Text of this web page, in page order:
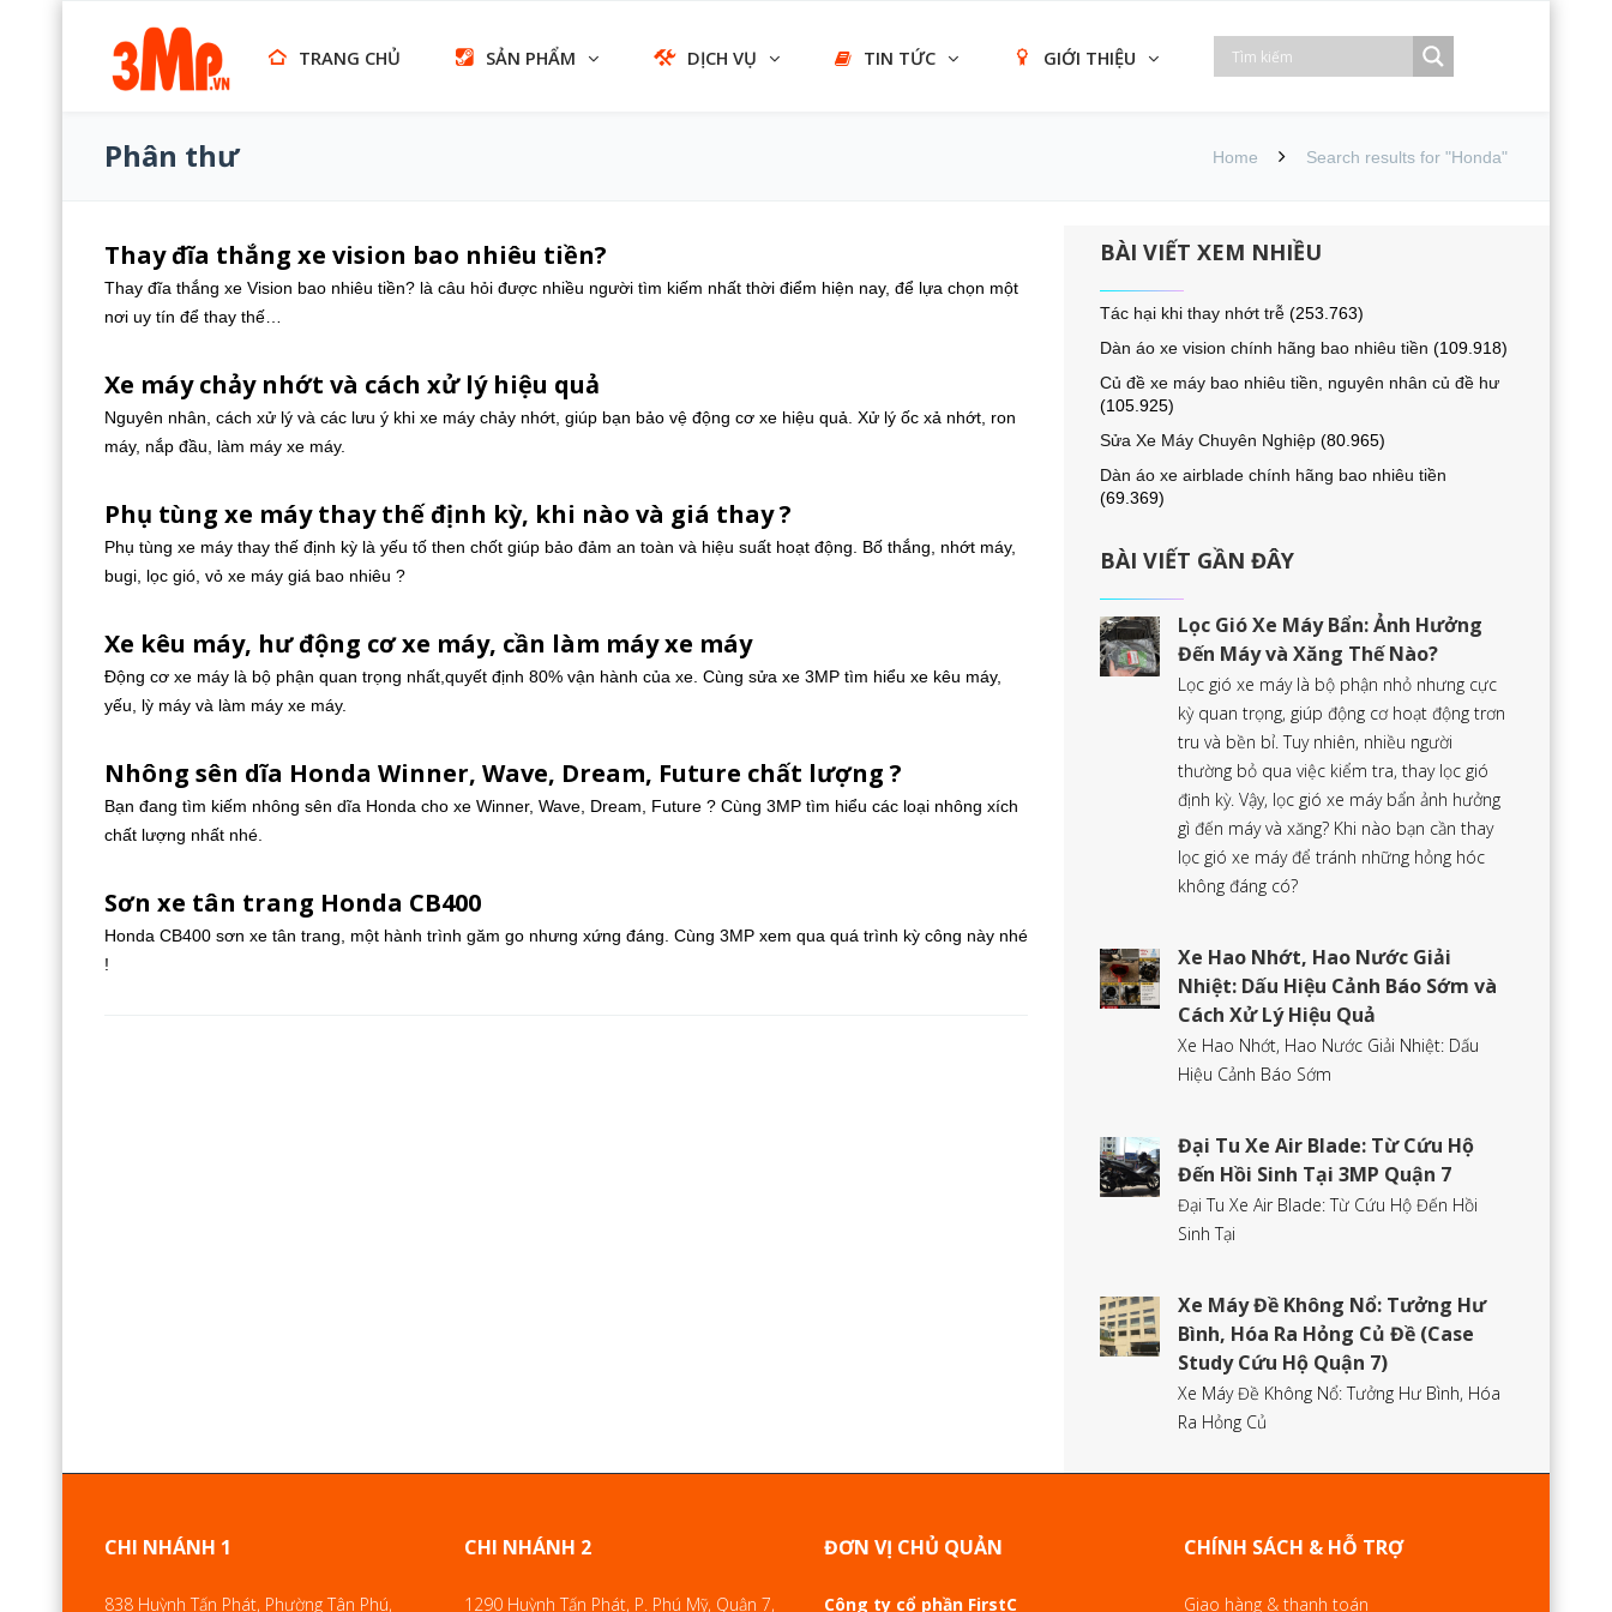
TRANG CHỦ SẢN PHẨM DỊCH VỤ TIN TỨC GIỚI THIỆU
Phân thư Home Search results for "Honda"
Thay đĩa thắng xe vision bao nhiêu tiền?
Thay đĩa thắng xe Vision bao nhiêu tiền? là câu hỏi được nhiều người tìm kiếm nhất thời điểm hiện nay, để lựa chọn một
nơi uy tín để thay thế…
Xe máy chảy nhớt và cách xử lý hiệu quả
Nguyên nhân, cách xử lý và các lưu ý khi xe máy chảy nhớt, giúp bạn bảo vệ động cơ xe hiệu quả. Xử lý ốc xả nhớt, ron
máy, nắp đầu, làm máy xe máy.
Phụ tùng xe máy thay thế định kỳ, khi nào và giá thay ?
Phụ tùng xe máy thay thế định kỳ là yếu tố then chốt giúp bảo đảm an toàn và hiệu suất hoạt động. Bố thắng, nhớt máy,
bugi, lọc gió, vỏ xe máy giá bao nhiêu ?
Xe kêu máy, hư động cơ xe máy, cần làm máy xe máy
Động cơ xe máy là bộ phận quan trọng nhất,quyết định 80% vận hành của xe. Cùng sửa xe 3MP tìm hiểu xe kêu máy,
yếu, lỳ máy và làm máy xe máy.
Nhông sên dĩa Honda Winner, Wave, Dream, Future chất lượng ?
Bạn đang tìm kiếm nhông sên dĩa Honda cho xe Winner, Wave, Dream, Future ? Cùng 3MP tìm hiểu các loại nhông xích
chất lượng nhất nhé.
Sơn xe tân trang Honda CB400
Honda CB400 sơn xe tân trang, một hành trình găm go nhưng xứng đáng. Cùng 3MP xem qua quá trình kỳ công này nhé
!
BÀI VIẾT XEM NHIỀU
Tác hại khi thay nhớt trễ (253.763)
Dàn áo xe vision chính hãng bao nhiêu tiền (109.918)
Củ đề xe máy bao nhiêu tiền, nguyên nhân củ đề hư
(105.925)
Sửa Xe Máy Chuyên Nghiệp (80.965)
Dàn áo xe airblade chính hãng bao nhiêu tiền
(69.369)
BÀI VIẾT GẦN ĐÂY
Lọc Gió Xe Máy Bẩn: Ảnh Hưởng
Đến Máy và Xăng Thế Nào?
Lọc gió xe máy là bộ phận nhỏ nhưng cực
kỳ quan trọng, giúp động cơ hoạt động trơn
tru và bền bỉ. Tuy nhiên, nhiều người
thường bỏ qua việc kiểm tra, thay lọc gió
định kỳ. Vậy, lọc gió xe máy bẩn ảnh hưởng
gì đến máy và xăng? Khi nào bạn cần thay
lọc gió xe máy để tránh những hỏng hóc
không đáng có?
Xe Hao Nhớt, Hao Nước Giải
Nhiệt: Dấu Hiệu Cảnh Báo Sớm và
Cách Xử Lý Hiệu Quả
Xe Hao Nhớt, Hao Nước Giải Nhiệt: Dấu
Hiệu Cảnh Báo Sớm
Đại Tu Xe Air Blade: Từ Cứu Hộ
Đến Hồi Sinh Tại 3MP Quận 7
Đại Tu Xe Air Blade: Từ Cứu Hộ Đến Hồi
Sinh Tại
Xe Máy Đề Không Nổ: Tưởng Hư
Bình, Hóa Ra Hỏng Củ Đề (Case
Study Cứu Hộ Quận 7)
Xe Máy Đề Không Nổ: Tưởng Hư Bình, Hóa
Ra Hỏng Củ
CHI NHÁNH 1
838 Huỳnh Tấn Phát, Phường Tân Phú,
CHI NHÁNH 2
1290 Huỳnh Tấn Phát, P. Phú Mỹ, Quận 7,
ĐƠN VỊ CHỦ QUẢN
Công ty cổ phần FirstC
CHÍNH SÁCH & HỖ TRỢ
Giao hàng & thanh toán